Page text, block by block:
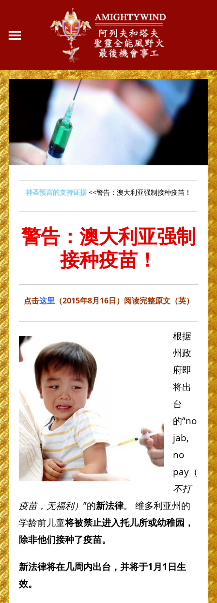
神圣预言的支持证据 <<警告：澳大利亚强制接种疫苗！
警告：澳大利亚强制
接种疫苗！
点击这里（2015年8月16日） 阅读完整原文（英）
根据
州政
府即
将出
台
的“no
jab,
no
pay（
不打
疫苗，无福利） ”的新法律。 维多利亚州的
学龄前儿童将被禁止进入托儿所或幼稚园，
除非他们接种了疫苗。
新法律将在几周内出台，并将于1 月1 日生
效。